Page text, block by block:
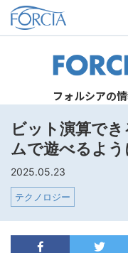
フォルシアの
ビット演算で
ムで遊べるよ
2025.05.23
テクノロジー